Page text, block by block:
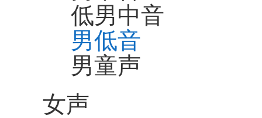
低男中音
男低音
男童声
女声